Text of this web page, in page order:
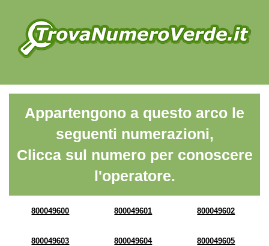
Appartengono a questo arco le
seguenti numerazioni,
Clicca sul numero per conoscere
l'operatore.
800049600 800049601 800049602
800049603 800049604 800049605